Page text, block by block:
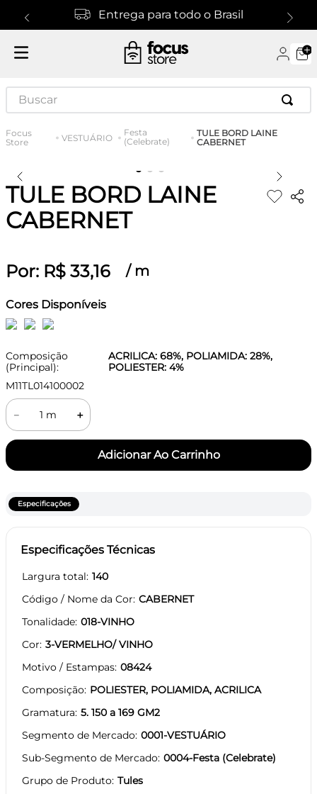
Entrega para todo o Brasil
Buscar
VESTUÁRIO
Festa
(Celebrate)
TULE BORD LAINE
CABERNET
TULE BORD LAINE
CABERNET
Por: R$ 33,16 / m
Cores Disponíveis
Composição
(Principal):
ACRILICA: 68%, POLIAMIDA: 28%,
POLIESTER: 4%
M11TL014100002
＋
－
Especificações
Especificações Técnicas
Largura total 140
Código / Nome da Cor CABERNET
Tonalidade 018-VINHO
Cor 3-VERMELHO/ VINHO
Motivo / Estampas 08424
Composição POLIESTER, POLIAMIDA, ACRILICA
Gramatura 5. 150 a 169 GM2
Segmento de Mercado 0001-VESTUÁRIO
Sub-Segmento de Mercado 0004-Festa (Celebrate)
Grupo de Produto Tules